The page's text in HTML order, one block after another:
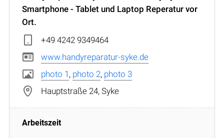
Smartphone - Tablet und Laptop Reperatur vor
Ort.
+49 4242 9349464
www.handyreparatur-syke.de
photo 1 , photo 2, photo 3
Hauptstraße 24, Syke